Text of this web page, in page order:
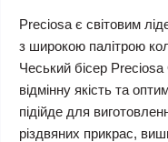
Preciosa є світовим
з широкою палітрою
Чеський бісер Preciosa
відмінну якість та
підійде для
різдвяних прикрас,